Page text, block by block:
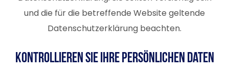
und die für die betreffende Website geltende
Datenschutzerklärung beachten.
Kontrollieren Sie Ihre persönlichen Daten